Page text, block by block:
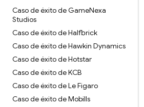
Caso de éxito de GameNexa
Studios
Caso de éxito de Halfbrick
Caso de éxito de Hawkin Dynamics
Caso de éxito de Hotstar
Caso de éxito de KCB
Caso de éxito de Le Figaro
Caso de éxito de Mobills